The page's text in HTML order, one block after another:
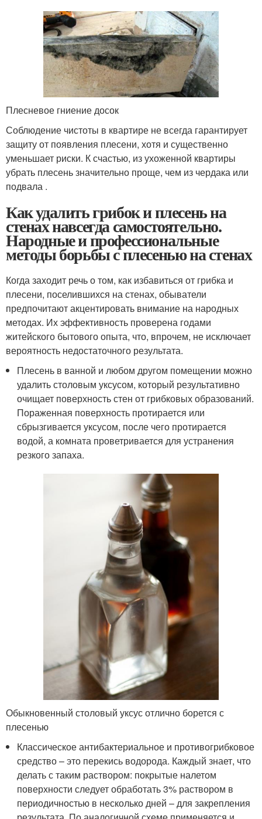
Плесневое гниение досок
Соблюдение чистоты в квартире не всегда гарантирует
защиту от появления плесени, хотя и существенно
уменьшает риски. К счастью, из ухоженной квартиры
убрать плесень значительно проще, чем из чердака или
подвала .
Как удалить грибок и плесень на
стенах навсегда самостоятельно.
Народные и профессиональные
методы борьбы с плесенью на стенах
Когда заходит речь о том, как избавиться от грибка и
плесени, поселившихся на стенах, обыватели
предпочитают акцентировать внимание на народных
методах. Их эффективность проверена годами
житейского бытового опыта, что, впрочем, не исключает
вероятность недостаточного результата.
Плесень в ванной и любом другом помещении можно
удалить столовым уксусом, который результативно
очищает поверхность стен от грибковых образований.
Пораженная поверхность протирается или
сбрызгивается уксусом, после чего протирается
водой, а комната проветривается для устранения
резкого запаха.
Обыкновенный столовый уксус отлично борется с
плесенью
Классическое антибактериальное и противогрибковое
средство – это перекись водорода. Каждый знает, что
делать с таким раствором: покрытые налетом
поверхности следует обработать 3% раствором в
периодичностью в несколько дней – для закрепления